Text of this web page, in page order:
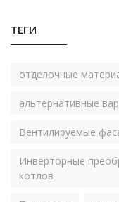
ТЕГИ
отделочные
альтернативные
Вентилируемые
Инверторные
котлов